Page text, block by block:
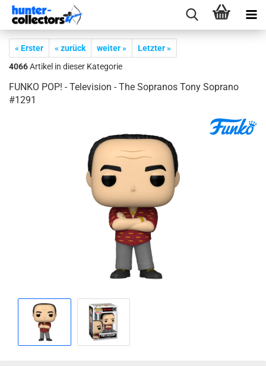
« Erster « zurück weiter »
Letzter »
4066Artikel in dieser Kategorie
FUNKO POP! - Te­le­vi­si­on - The So­pra­nos Tony So­pra­no
#1291